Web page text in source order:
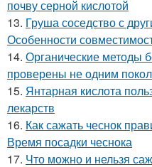
почву серной кислотой
13. Груша соседство с
Особенности
14. Органические методы
проверены не одним
15. Янтарная кислота
лекарств
16. Как сажать чеснок
Время посадки чеснока
17. Что можно и нельзя